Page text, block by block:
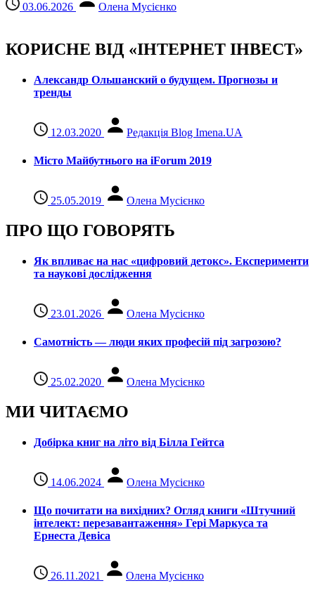
03.06.2026 Олена Мусієнко
КОРИСНЕ ВІД «ІНТЕРНЕТ ІНВЕСТ»
Александр Ольшанский о будущем. Прогнозы и
тренды
12.03.2020 Редакція Blog Imena.UA
Місто Майбутнього на iForum 2019
25.05.2019 Олена Мусієнко
ПРО ЩО ГОВОРЯТЬ
Як впливає на нас «цифровий детокс». Експерименти
та наукові дослідження
23.01.2026 Олена Мусієнко
Самотність — люди яких професій під загрозою?
25.02.2020 Олена Мусієнко
МИ ЧИТАЄМО
Добірка книг на літо від Білла Гейтса
14.06.2024 Олена Мусієнко
Що почитати на вихідних? Огляд книги «Штучний
інтелект: перезавантаження» Гері Маркуса та
Ернеста Девіса
26.11.2021 Олена Мусієнко